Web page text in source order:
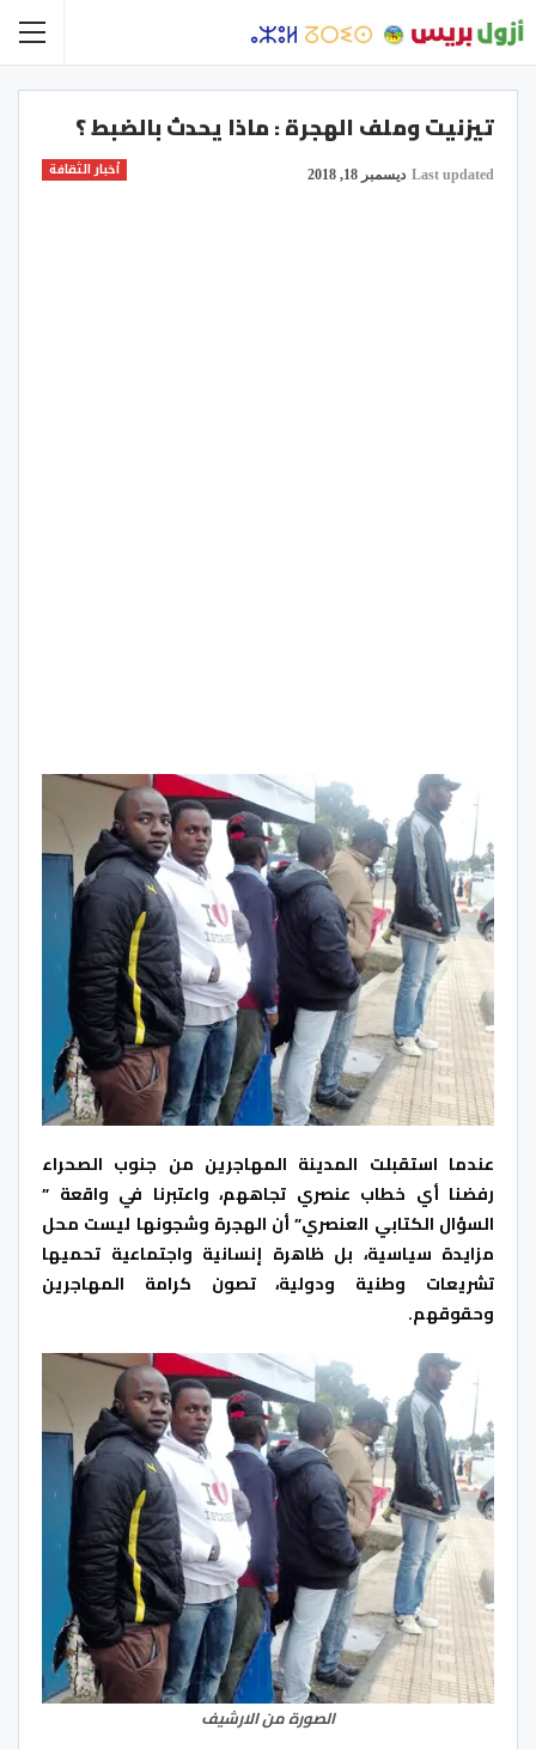
تيزنيت وملف الهجرة : ماذا يحدث بالضبط ؟
أخبار الثقافة Last updated ديسمبر 18, 2018
عندما استقبلت المدينة المهاجرين من جنوب الصحراء
رفضنا أي خطاب عنصري تجاههم، واعتبرنا في واقعة ”
السؤال الكتابي العنصري” أن الهجرة وشجونها ليست محل
مزايدة سياسية، بل ظاهرة إنسانية واجتماعية تحميها
تشريعات وطنية ودولية، تصون كرامة المهاجرين
وحقوقهم.
الصورة من الارشيف